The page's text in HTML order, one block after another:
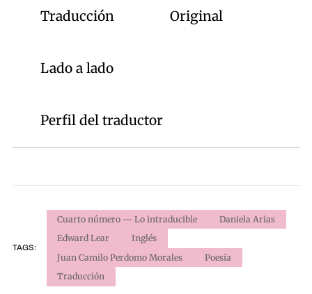
Traducción Original
Lado a lado
Perfil del traductor
TAGS:
Cuarto número — Lo intraducible
Daniela Arias
Edward Lear
Inglés
Juan Camilo Perdomo Morales
Poesía
Traducción